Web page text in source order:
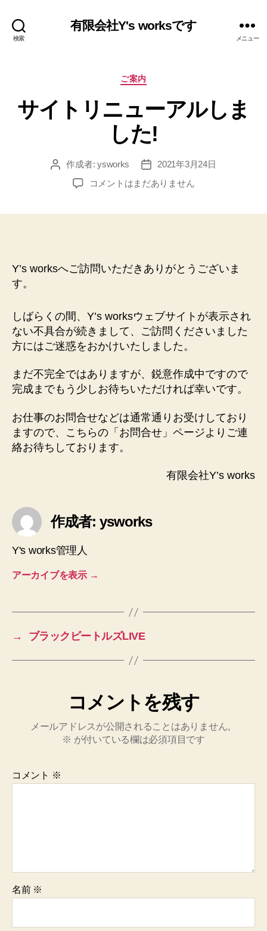
検索
有限会社Y's worksです
メニュー
カ
ゴ
リ
ー
ご案内
サイトリニューアルしま
した!
投
作成者:ysworks
投
稿
日
2021年3月24日
サ
ー
ア
ま
し
た!
へ
コメントはまだありません
Y’s worksへご訪問いただきありがとうございま
す。
しばらくの間、Y’s worksウェブサイトが表示され
ない不具合が続きまして、ご訪問くださいました
方にはご迷惑をおかけいたしました。
まだ不完全ではありますが、鋭意作成中ですので
完成までもう少しお待ちいただければ幸いです。
お仕事のお問合せなどは通常通りお受けしており
ますので、こちらの「お問合せ」ページよりご連
絡お待ちしております。
有限会社Y’s works
作成者: ysworks
Y's works管理人
アーカイブを表示 →
→ ブラックビートルズLIVE
コメントを残す
メールアドレスが公開されることはありません。
※ が付いている欄は必須項目です
コメント ※
名前 ※